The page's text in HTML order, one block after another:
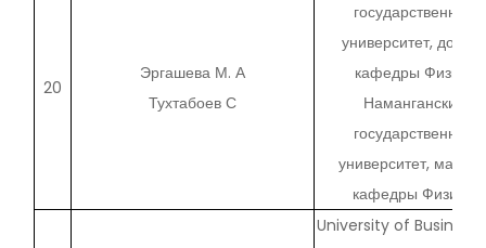
20
Эргашева М. А
Тухтабоев С
государственный
университет, доцент
кафедры Физики
Наманганский
государственный
университет,
кафедры Физики.
University of Business